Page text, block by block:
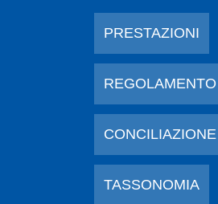
PRESTAZIONI
CONCILIAZIONE
TASSONOMIA